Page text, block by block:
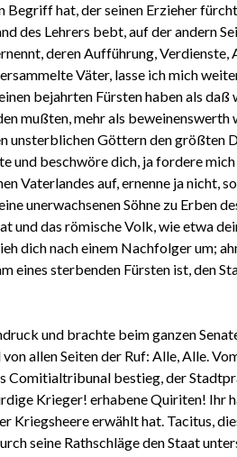
Begriff hat, der seinen Erzieher
des Lehrers bebt, auf der andern
deren Aufführung, Verdienste,
Väter, lasse ich mich
bejahrten Fürsten haben als daß
mußten, mehr als beweinenswerth
unsterblichen Göttern den größten
und beschwöre dich, ja fordere
Vaterlandes auf, ernenne ja nicht,
unerwachsenen Söhne zu Erben
und das römische Volk, wie etwa
dich nach einem Nachfolger um;
eines sterbenden Fürsten ist, den
und brachte beim ganzen
allen Seiten der Ruf: Alle, Alle.
Comitialtribunal bestieg, der
Krieger! erhabene Quiriten! Ihr
Kriegsheere erwählt hat. Tacitus,
seine Rathschläge den Staat